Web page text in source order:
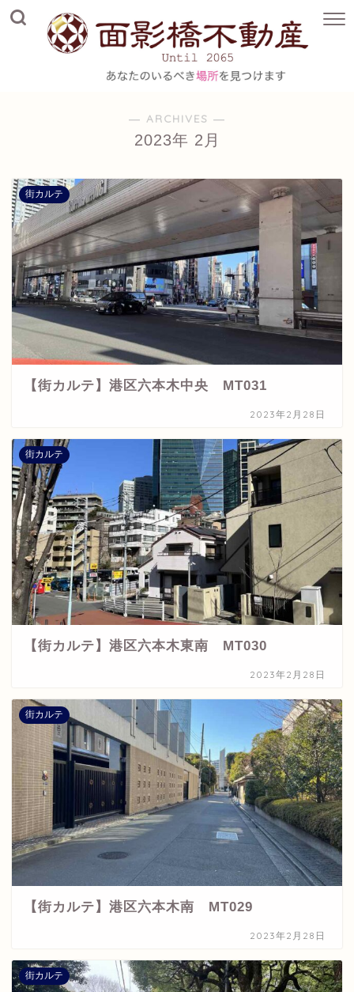
― ARCHIVES ―
2023年 2月
街カルテ
【街カルテ】港区六本木中央 MT031
2023年2月28日
街カルテ
【街カルテ】港区六本木東南 MT030
2023年2月28日
街カルテ
【街カルテ】港区六本木南 MT029
2023年2月28日
街カルテ